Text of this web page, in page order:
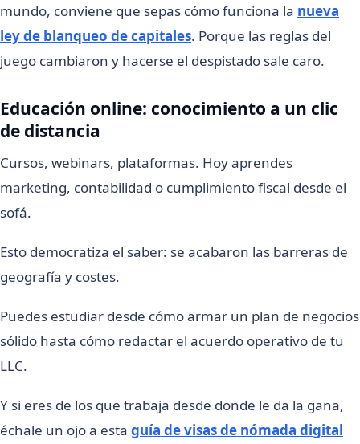
mundo, conviene que sepas cómo funciona la nueva
ley de blanqueo de capitales. Porque las reglas del
juego cambiaron y hacerse el despistado sale caro.
Educación online: conocimiento a un clic
de distancia
Cursos, webinars, plataformas. Hoy aprendes
marketing, contabilidad o cumplimiento fiscal desde el
sofá.
Esto democratiza el saber: se acabaron las barreras de
geografía y costes.
Puedes estudiar desde cómo armar un plan de negocios
sólido hasta cómo redactar el acuerdo operativo de tu
LLC.
Y si eres de los que trabaja desde donde le da la gana,
échale un ojo a esta guía de visas de nómada digital